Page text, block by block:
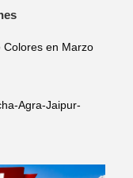
Colores en Marzo
Agra-Jaipur-